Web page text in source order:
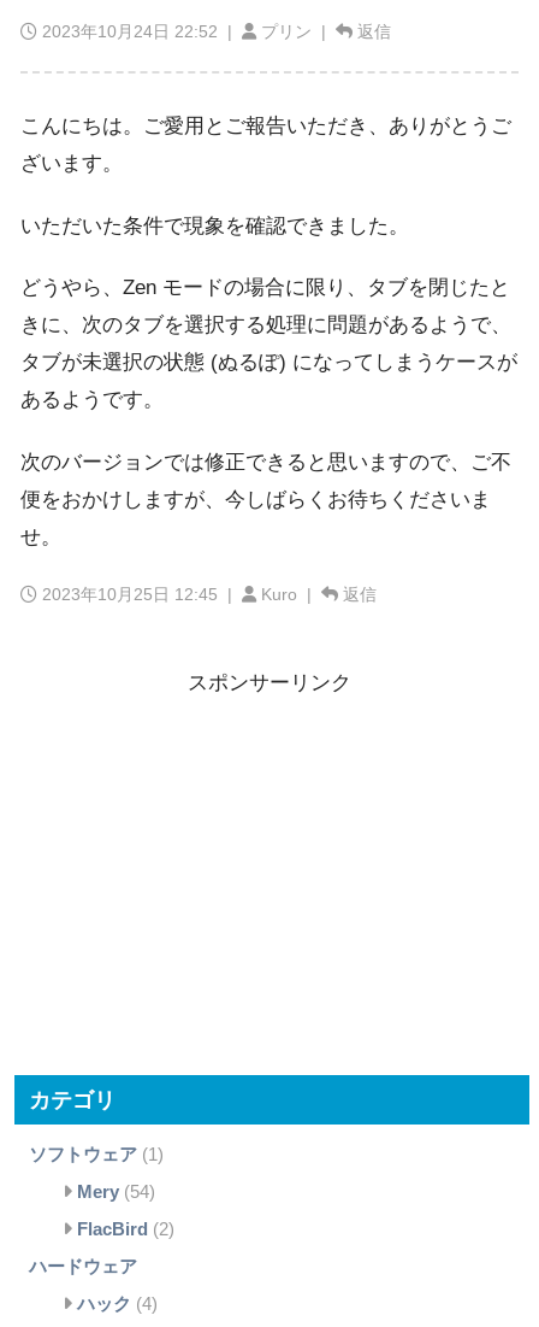
2023年10月24日 22:52 | プリン | 返信
こんにちは。ご愛用とご報告いただき、ありがとうご
ざいます。
いただいた条件で現象を確認できました。
どうやら、Zen モードの場合に限り、タブを閉じたと
きに、次のタブを選択する処理に問題があるようで、
タブが未選択の状態 (ぬるぽ) になってしまうケースが
あるようです。
次のバージョンでは修正できると思いますので、ご不
便をおかけしますが、今しばらくお待ちくださいま
せ。
2023年10月25日 12:45 | Kuro | 返信
スポンサーリンク
カテゴリ
ソフトウェア(1)
Mery(54)
FlacBird (2)
ハードウェア
ハック (4)